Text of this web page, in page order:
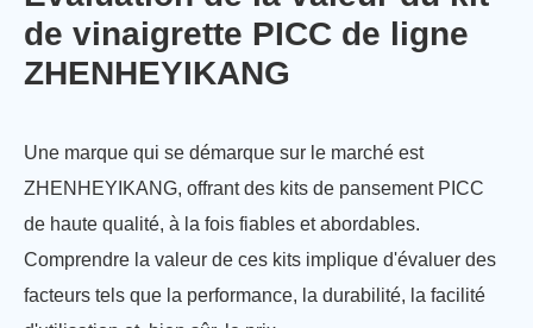
de vinaigrette PICC de ligne
ZHENHEYIKANG
Une marque qui se démarque sur le marché est
ZHENHEYIKANG, offrant des kits de pansement PICC
de haute qualité, à la fois fiables et abordables.
Comprendre la valeur de ces kits implique d'évaluer des
facteurs tels que la performance, la durabilité, la facilité